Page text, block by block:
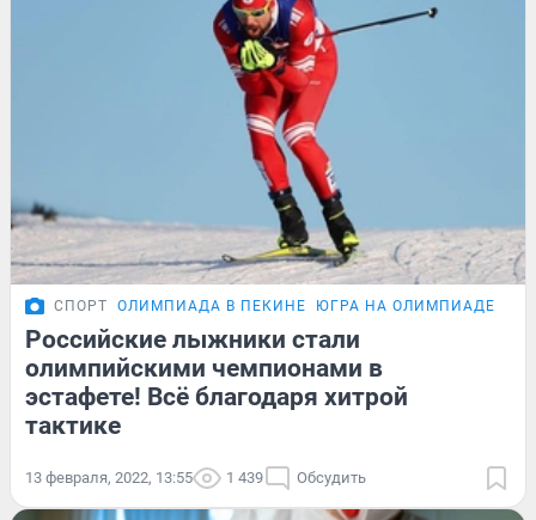
СПОРТ ОЛИМПИАДА В ПЕКИНЕ ЮГРА НА ОЛИМПИАДЕ
Российские лыжники стали
олимпийскими чемпионами в
эстафете! Всё благодаря хитрой
тактике
13 февраля, 2022, 13:55 1 439 Обсудить